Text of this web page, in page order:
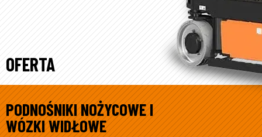
OFERTA
PODNOŚNIKI NOŻYCOWE I
WÓZKI WIDŁOWE